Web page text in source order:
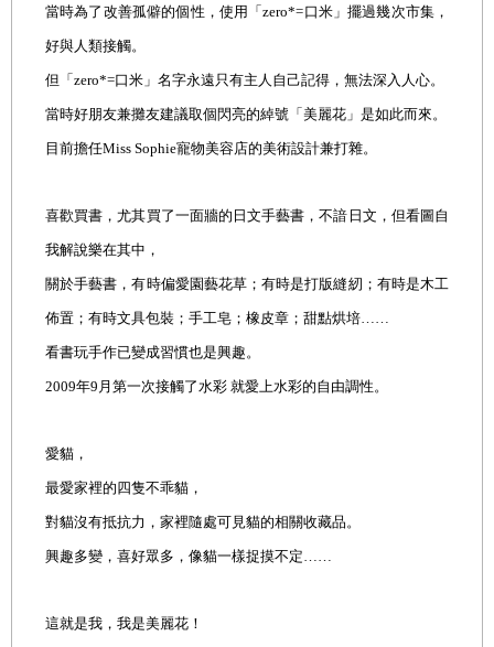
當時為了改善孤僻的個性，使用「zero*=口米」擺過幾次市集，
好與人類接觸。
但「zero*=口米」名字永遠只有主人自己記得，無法深入人心。
當時好朋友兼攤友建議取個閃亮的綽號「美麗花」是如此而來。
目前擔任Miss Sophie寵物美容店的美術設計兼打雜。
喜歡買書，尤其買了一面牆的日文手藝書，不諳日文，但看圖自
我解說樂在其中，
關於手藝書，有時偏愛園藝花草；有時是打版縫紉；有時是木工
佈置；有時文具包裝；手工皂；橡皮章；甜點烘培……
看書玩手作已變成習慣也是興趣。
2009年9月第一次接觸了水彩 就愛上水彩的自由調性。
愛貓，
最愛家裡的四隻不乖貓，
對貓沒有抵抗力，家裡隨處可見貓的相關收藏品。
興趣多變，喜好眾多，像貓一樣捉摸不定……
這就是我，我是美麗花！